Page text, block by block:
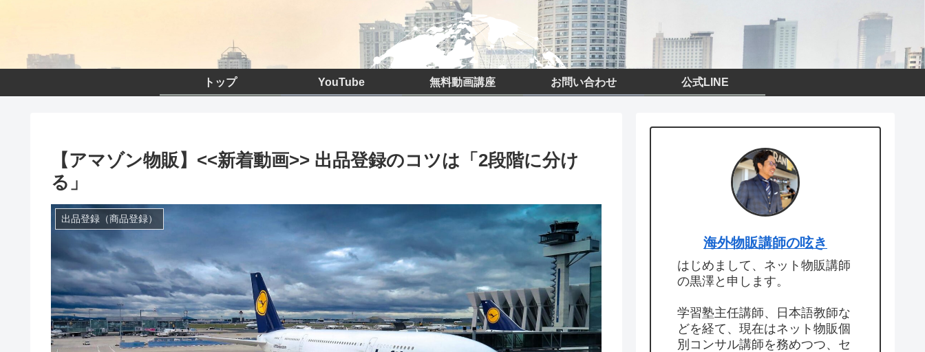
トップ YouTube 無料動画講座 お問い合わせ 公式LINE
【アマゾン物販】<<新着動画>> 出品登録のコツは「2段階に分け
る」
出品登録（商品登録）
海外物販講師の呟き
はじめまして、ネット物販講師
の黒澤と申します。
学習塾主任講師、日本語教師な
どを経て、現在はネット物販個
別コンサル講師を務めつつ、セ